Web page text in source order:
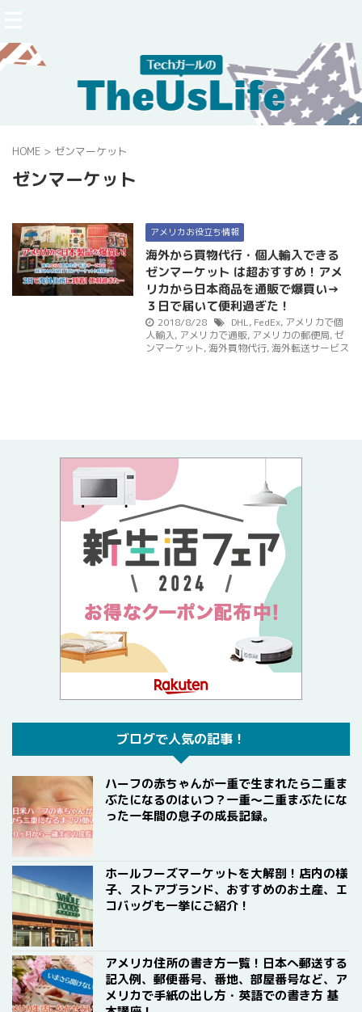
HOME > ゼンマーケット
ゼンマーケット
アメリカお役立ち情報
海外から買物代行・個人輸入できる
ゼンマーケット は超おすすめ！アメ
リカから日本商品を通販で爆買い→
３日で届いて便利過ぎた！
2018/8/28 DHL, FedEx, アメリカで個
人輸入, アメリカで通販, アメリカの郵便局,ゼ
ンマーケット,海外買物代行,海外転送サービス
ブログで人気の記事！
ハーフの赤ちゃんが一重で生まれたら二重ま
ぶたになるのはいつ？一重〜二重まぶたにな
った一年間の息子の成長記録。
ホールフーズマーケットを大解剖！店内の様
子、ストアブランド、おすすめのお土産、エ
コバッグも一挙にご紹介！
アメリカ住所の書き方一覧！日本へ郵送する
記入例、郵便番号、番地、部屋番号など、ア
メリカで手紙の出し方・英語での書き方 基